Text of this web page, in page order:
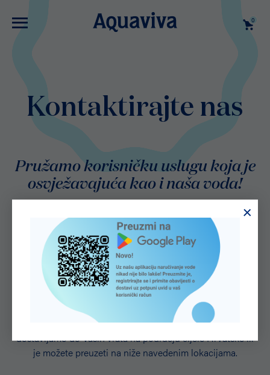
0
Kontaktirajte nas
Pružamo korisničku uslugu koja je
osvježavajuća kao i naša voda!
Gdje možete pronaći
našu vodu?
Javite nam se i naručite vašu Aquaviva vodu jer narudžbe
dostavljamo do Vaših vrata na području cijele Hrvatske ili
je možete preuzeti na niže navedenim lokacijama.